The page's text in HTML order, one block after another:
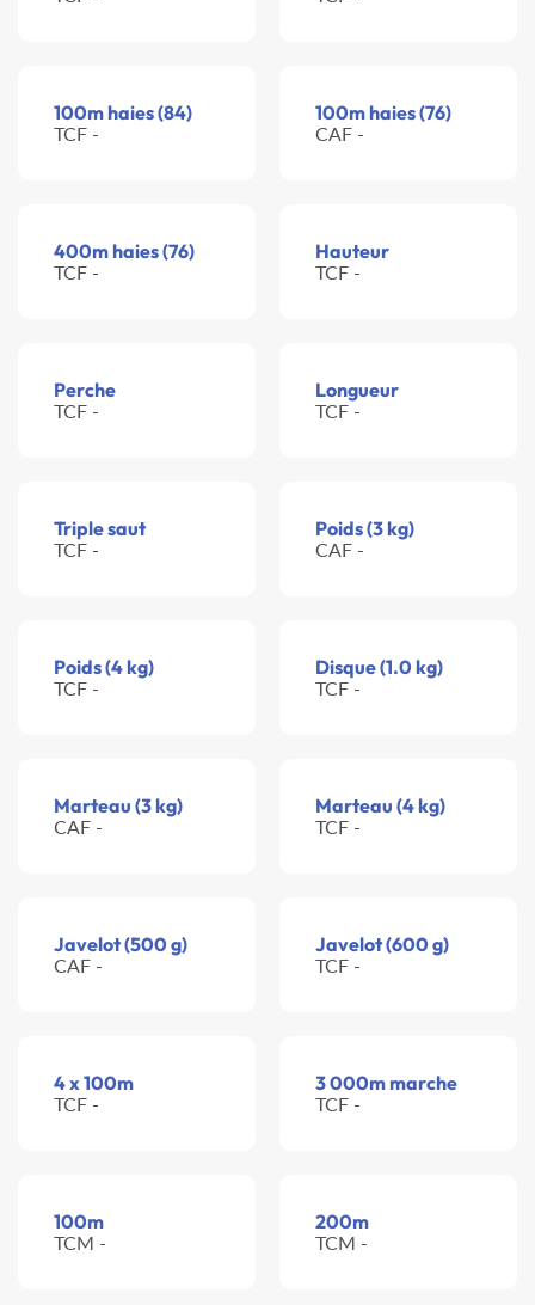
100m haies (84)
TCF -
100m haies (76)
CAF -
400m haies (76)
TCF -
Hauteur
TCF -
Perche
TCF -
Longueur
TCF -
Triple saut
TCF -
Poids (3 kg)
CAF -
Poids (4 kg)
TCF -
Disque (1.0 kg)
TCF -
Marteau (3 kg)
CAF -
Marteau (4 kg)
TCF -
Javelot (500 g)
CAF -
Javelot (600 g)
TCF -
4 x 100m
TCF -
3 000m marche
TCF -
100m
TCM -
200m
TCM -